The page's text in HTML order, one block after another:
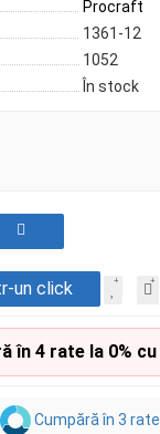
Procraft
1361-12
1052
În stock
un click
în 4 rate la 0% cu
Cumpără în 3 rate